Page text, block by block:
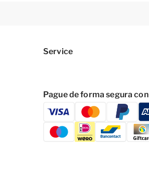
Service
Pague de forma segura con